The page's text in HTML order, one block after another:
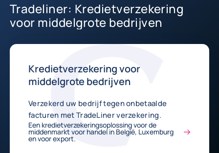
Tradeliner: Kredietverzekering
voor middelgrote bedrijven
Kredietverzekering voor
middelgrote bedrijven
Verzekerd uw bedrijf tegen onbetaalde
facturen met TradeLiner verzekering.
Een kredietverzekeringsoplossing voor de
middenmarkt voor handel in België, Luxemburg
en voor export.